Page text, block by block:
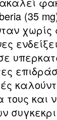
(35
χωρίς
τους και